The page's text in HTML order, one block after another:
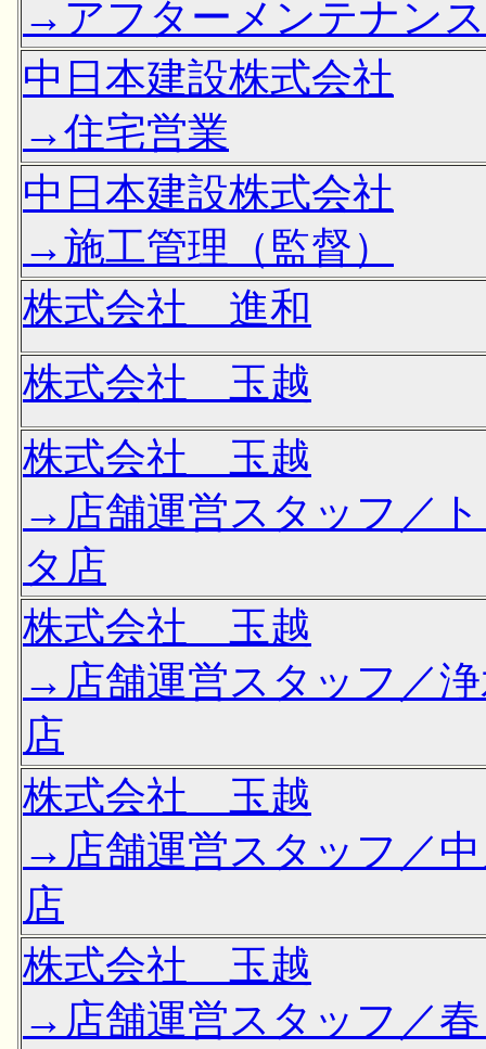
→アフターメンテナンス
中日本建設株式会社
→住宅営業
中日本建設株式会社
→施工管理（監督）
株式会社 進和
株式会社 玉越
株式会社 玉越
→店舗運営スタッフ／
タ店
株式会社 玉越
→店舗運営スタッフ／
店
株式会社 玉越
→店舗運営スタッフ／
店
株式会社 玉越
→店舗運営スタッフ／